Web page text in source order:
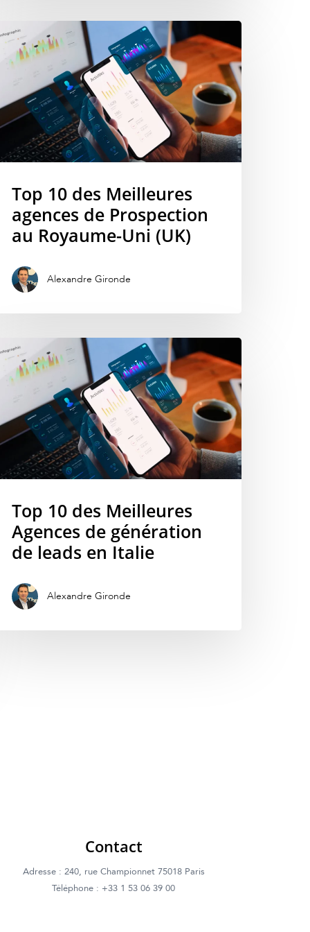
Top 10 des Meilleures
agences de Prospection
au Royaume-Uni (UK)
Alexandre Gironde
Top 10 des Meilleures
Agences de génération
de leads en Italie
Alexandre Gironde
Contact
Adresse : 240, rue Championnet 75018 Paris
Téléphone : +33 1 53 06 39 00